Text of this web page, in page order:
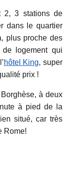
2, 3 stations de
dans le quartier
plus proche des
logement qui
hôtel King, super
prix !
à deux
à pied de la
situé, car très
Rome!